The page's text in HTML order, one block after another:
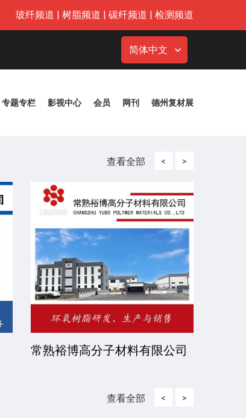
玻纤频道 | 树脂频道 | 碳纤频道 | 检测频道
简体中文
专题专栏 影视中心 会员 网刊 德州复材展
查看全部 <
北京伊诺瓦科技有限公司
>
查看全部 < >